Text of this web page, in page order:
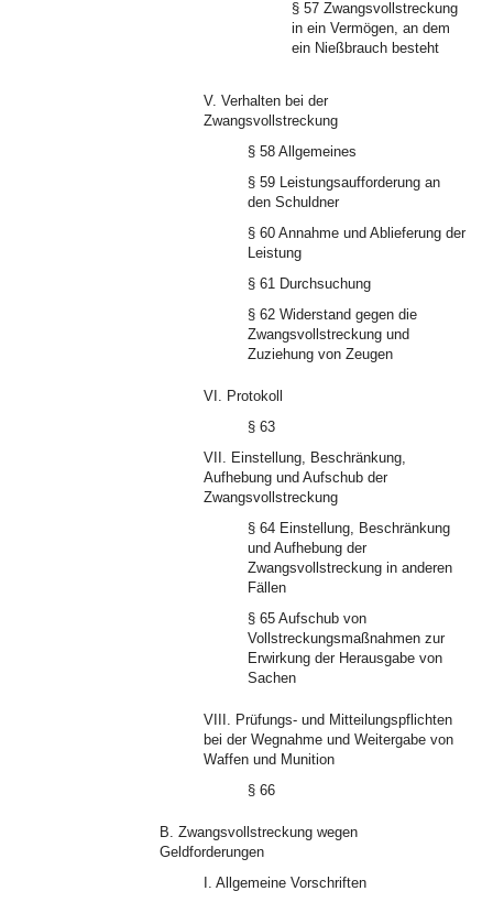
§ 57 Zwangsvollstreckung
in ein Vermögen, an dem
ein Nießbrauch besteht
V. Verhalten bei der
Zwangsvollstreckung
§ 58 Allgemeines
§ 59 Leistungsaufforderung an
den Schuldner
§ 60 Annahme und Ablieferung der
Leistung
§ 61 Durchsuchung
§ 62 Widerstand gegen die
Zwangsvollstreckung und
Zuziehung von Zeugen
VI. Protokoll
§ 63
VII. Einstellung, Beschränkung,
Aufhebung und Aufschub der
Zwangsvollstreckung
§ 64 Einstellung, Beschränkung
und Aufhebung der
Zwangsvollstreckung in anderen
Fällen
§ 65 Aufschub von
Vollstreckungsmaßnahmen zur
Erwirkung der Herausgabe von
Sachen
VIII. Prüfungs- und Mitteilungspflichten
bei der Wegnahme und Weitergabe von
Waffen und Munition
§ 66
B. Zwangsvollstreckung wegen
Geldforderungen
I. Allgemeine Vorschriften